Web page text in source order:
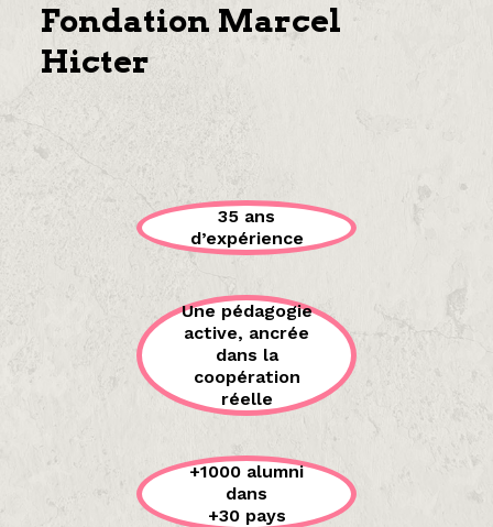
Fondation Marcel
Hicter
35 ans
d’expérience
Une pédagogie
active, ancrée
dans la
coopération
réelle
+1000 alumni
dans
+30 pays